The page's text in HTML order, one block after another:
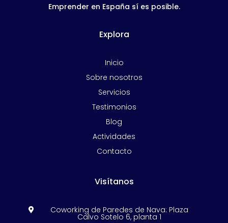
Emprender en España sí es posible.
Explora
Inicio
Sobre nosotros
Servicios
Testimonios
Blog
Actividades
Contacto
Visítanos
 Coworking de Paredes de Nava: Plaza
Calvo Sotelo 6, planta 1